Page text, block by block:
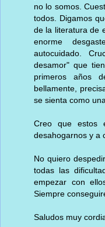
no lo somos.
todos. Digamos
de la literatura de
enorme
autocuidado.
desamor" que
primeros años
bellamente,
se sienta como
Creo que estos
desahogarnos y a
No quiero
todas las
empezar con
Siempre
Saludos muy